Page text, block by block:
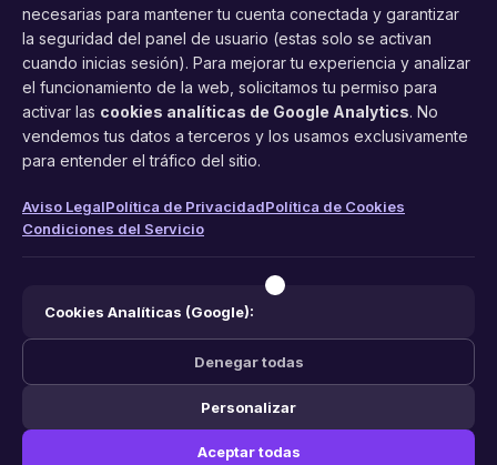
FacilCita
Asistente inteligente de citas por teléfono y WhatsApp.
Gestión profesional de agenda con IA para tu negocio.
Funciones
Aviso Legal
© 2026 FacilCita — Un servicio dePC64 Servicios Informaticos.
Hecho con ❤️ en España.
necesarias para mantener tu cuenta conectada y garantizar
la seguridad del panel de usuario (estas solo se activan
cuando inicias sesión). Para mejorar tu experiencia y analizar
el funcionamiento de la web, solicitamos tu permiso para
activar las cookies analíticas de Google Analytics. No
vendemos tus datos a terceros y los usamos exclusivamente
para entender el tráfico del sitio.
Aviso LegalPolítica de PrivacidadPolítica de Cookies
Condiciones del Servicio
Cookies Analíticas (Google):
Denegar todas
Personalizar
Aceptar todas